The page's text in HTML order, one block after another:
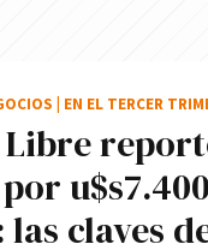
u$s7.400
claves
EN EL TERCER